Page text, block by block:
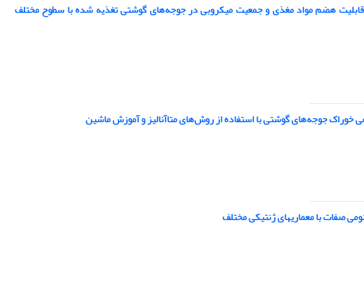
قابلیت هضم مواد مغذی و جمعیت میکروبی در جوجه‌های گوشتی تغذیه شده با سطوح مختلف
خوراک جوجه‌های گوشتی با استفاده از روش‌های متاآنالیز و آموزش ماشین